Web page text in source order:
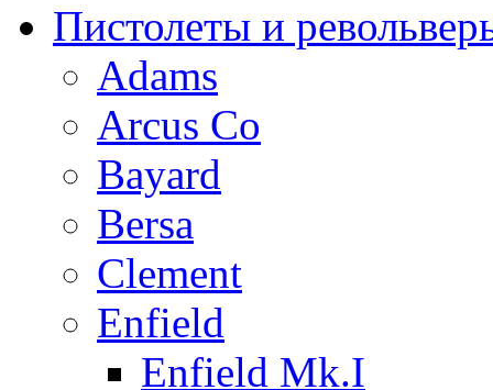
Пистолеты и
Adams
Arcus Co
Bayard
Bersa
Clement
Enfield
Enfield Mk.I